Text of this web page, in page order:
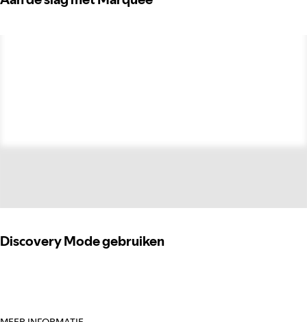
Discovery Mode gebruiken